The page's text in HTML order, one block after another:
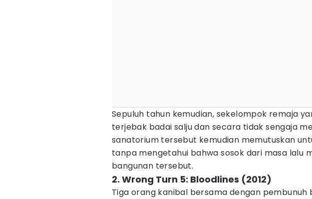
Sepuluh tahun kemudian, sekelompok remaja
terjebak badai salju dan secara tidak sengaja
sanatorium tersebut kemudian memutuskan
tanpa mengetahui bahwa sosok dari masa lalu
bangunan tersebut.
2. Wrong Turn 5: Bloodlines (2012)
Tiga orang kanibal bersama dengan